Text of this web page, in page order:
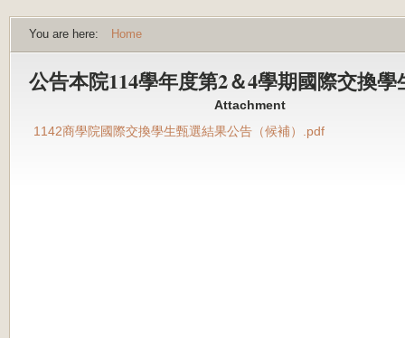
You are here: Home
公告本院114學年度第2＆4學期國際交換
Attachment
1142商學院國際交換學生甄選結果公告（候補）.pdf